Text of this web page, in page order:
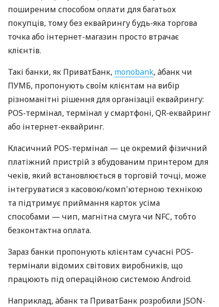
поширеним способом оплати для багатьох
покупців, тому без еквайрингу будь-яка торгова
точка або інтернет-магазин просто втрачає
клієнтів.
Такі банки, як ПриватБанк, monobank, àбанк чи
ПУМБ, пропонують своїм клієнтам на вибір
різноманітні рішення для організації еквайрингу:
POS-термінал, термінал у смартфоні, QR-еквайринг
або інтернет-еквайринг.
Класичний POS-термінал — це окремий фізичний
платіжний пристрій з вбудованим принтером для
чеків, який встановлюється в торговій точці, може
інтегруватися з касовою/комп'ютерною технікою
та підтримує приймання карток усіма
способами — чип, магнітна смуга чи NFC, тобто
безконтактна оплата.
Зараз банки пропонують клієнтам сучасні POS-
термінали відомих світових виробників, що
працюють під операційною системою Android.
Наприклад, àбанк та ПриватБанк розробили JSON-